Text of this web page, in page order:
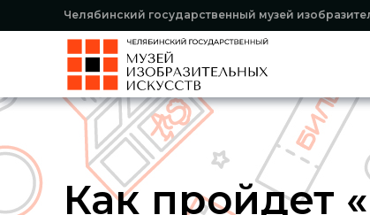
Челябинский государственный музей
Как пройдет